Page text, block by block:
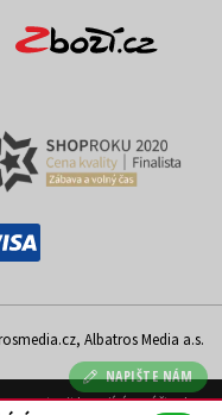
NAPIŠTE NÁM
Albatros Media a.s.
vystavit kupujícímu účtenku.